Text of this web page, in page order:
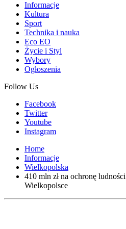
Informacje
Kultura
Sport
Technika i nauka
Eco EO
Życie i Styl
Wybory
Ogłoszenia
Follow Us
Facebook
Twitter
Youtube
Instagram
Home
Informacje
Wielkopolska
410 mln zł na ochronę
Wielkopolsce